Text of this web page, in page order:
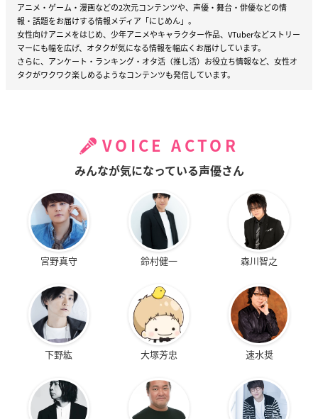
アニメ・ゲーム・漫画などの2次元コンテンツや、声優・舞台・俳優などの情
報・話題をお届けする情報メディア「にじめん」。
女性向けアニメをはじめ、少年アニメやキャラクター作品、VTuberなどストリー
マーにも幅を広げ、オタクが気になる情報を幅広くお届けしています。
さらに、アンケート・ランキング・オタ活（推し活）お役立ち情報など、女性オ
タクがワクワク楽しめるようなコンテンツも発信しています。
VOICE ACTOR
みんなが気になっている声優さん
宮野真守 鈴村健一 森川智之
下野紘 大塚芳忠 速水奨